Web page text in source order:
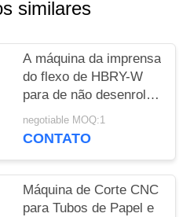
similares
A máquina da imprensa
do flexo de HBRY-W
para de não desenrolar
e rebobinar a estação
de estratificação de
negotiable MOQ:1
CONTATO
Máquina de Corte CNC
para Tubos de Papel e